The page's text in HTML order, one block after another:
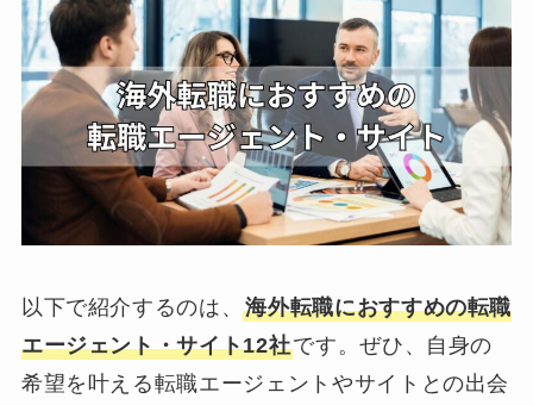
以下で紹介するのは、海外転職におすすめの転職
エージェント・サイト12社です。ぜひ、自身の
希望を叶える転職エージェントやサイトとの出会